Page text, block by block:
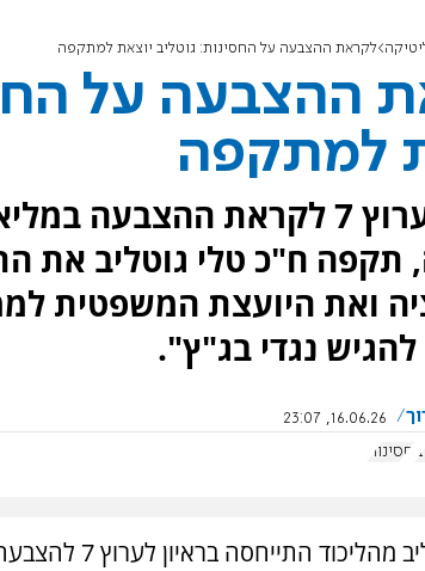
לקראת ההצבעה על החסינות: גוטליב יוצאת למתקפה
ההצבעה על
למתקפה
בראיון לערוץ 7 לקראת
ח"כ טלי גוטליב את
ואת היועצת המשפטית
נגדי בג"ץ".
16.06.26, 23:07
חסינות
ח"כ טלי גוטליב מהליכוד התייחסה בראיון לערוץ